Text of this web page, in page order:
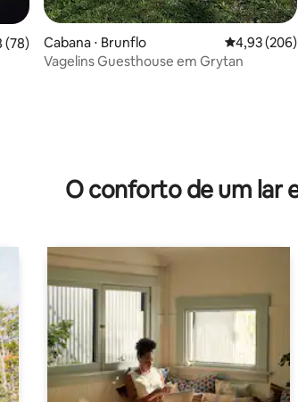
uma avaliação média de 5, 78 avaliações
(78)
Cabana ⋅ Brunflo 4,93 de
4,93 (206)
Vagelins Guesthouse em Grytan
O conforto de um lar